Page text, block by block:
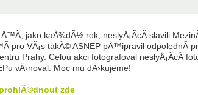
jako kaÅ¾dÃ½ rok, neslyÅ¡Ã­cÃ­ slavili
pro VÃ¡s takÃ© ASNEP pÅ™ipravil odpolednÃ­
Prahy. Celou akci fotografoval neslyÅ¡Ã­cÃ­
vÄ›noval. Moc mu dÄ›kujeme!
zde